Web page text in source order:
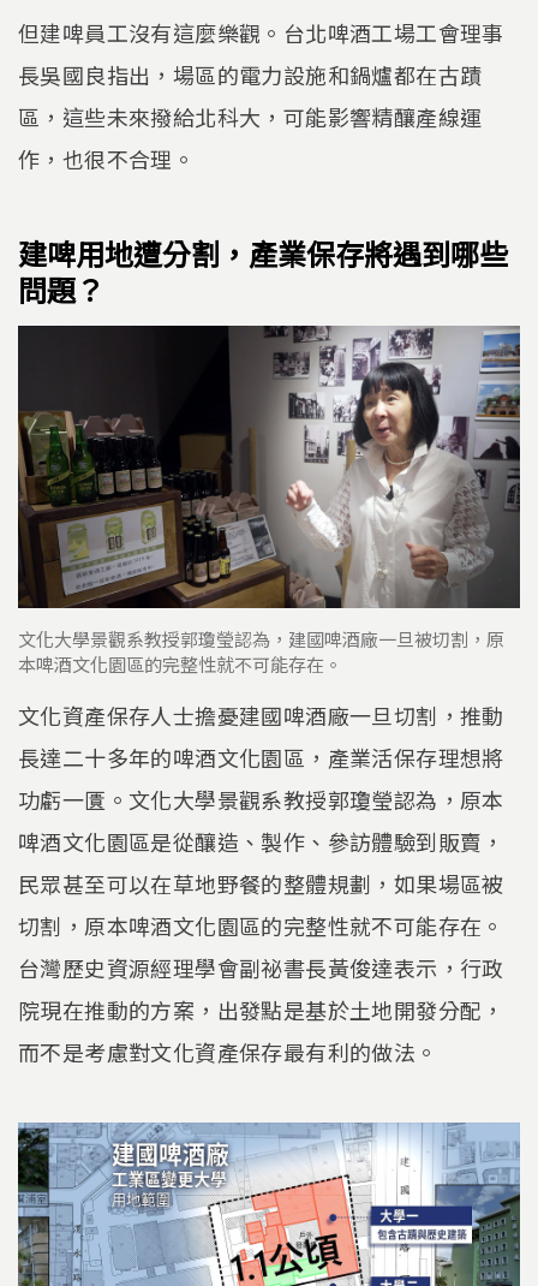
但建啤員工沒有這麼樂觀。台北啤酒工場工會理事
長吳國良指出，場區的電力設施和鍋爐都在古蹟
區，這些未來撥給北科大，可能影響精釀產線運
作，也很不合理。
建啤用地遭分割，產業保存將遇到哪些
問題？
文化大學景觀系教授郭瓊瑩認為，建國啤酒廠一旦被切割，原
本啤酒文化園區的完整性就不可能存在。
文化資產保存人士擔憂建國啤酒廠一旦切割，推動
長達二十多年的啤酒文化園區，產業活保存理想將
功虧一匱。文化大學景觀系教授郭瓊瑩認為，原本
啤酒文化園區是從釀造、製作、參訪體驗到販賣，
民眾甚至可以在草地野餐的整體規劃，如果場區被
切割，原本啤酒文化園區的完整性就不可能存在。
台灣歷史資源經理學會副祕書長黃俊達表示，行政
院現在推動的方案，出發點是基於土地開發分配，
而不是考慮對文化資產保存最有利的做法。